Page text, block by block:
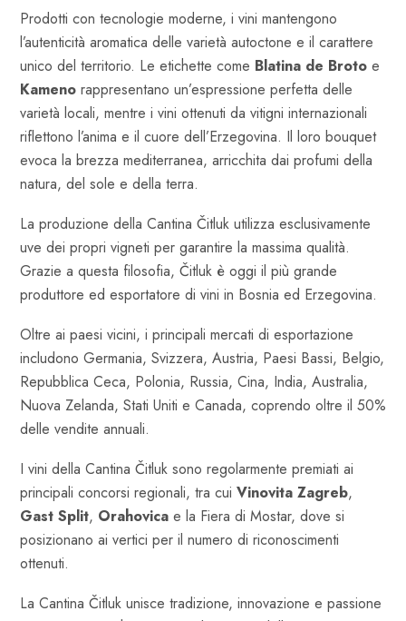
Prodotti con tecnologie moderne, i vini mantengono
l’autenticità aromatica delle varietà autoctone e il carattere
unico del territorio. Le etichette come Blatina de Broto e
Kameno rappresentano un’espressione perfetta delle
varietà locali, mentre i vini ottenuti da vitigni internazionali
riflettono l’anima e il cuore dell’Erzegovina. Il loro bouquet
evoca la brezza mediterranea, arricchita dai profumi della
natura, del sole e della terra.
La produzione della Cantina Čitluk utilizza esclusivamente
uve dei propri vigneti per garantire la massima qualità.
Grazie a questa filosofia, Čitluk è oggi il più grande
produttore ed esportatore di vini in Bosnia ed Erzegovina.
Oltre ai paesi vicini, i principali mercati di esportazione
includono Germania, Svizzera, Austria, Paesi Bassi, Belgio,
Repubblica Ceca, Polonia, Russia, Cina, India, Australia,
Nuova Zelanda, Stati Uniti e Canada, coprendo oltre il 50%
delle vendite annuali.
I vini della Cantina Čitluk sono regolarmente premiati ai
principali concorsi regionali, tra cui Vinovita Zagreb,
Gast Split, Orahovica e la Fiera di Mostar, dove si
posizionano ai vertici per il numero di riconoscimenti
ottenuti.
La Cantina Čitluk unisce tradizione, innovazione e passione